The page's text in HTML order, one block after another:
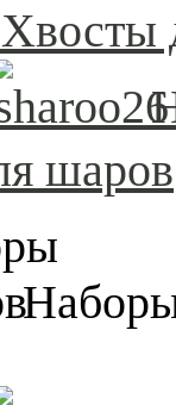
шаров